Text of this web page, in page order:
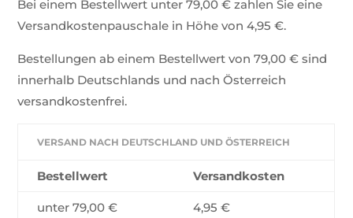
Bei einem Bestellwert unter 79,00 € zahlen Sie eine
Versandkostenpauschale in Höhe von 4,95 €.
Bestellungen ab einem Bestellwert von 79,00 € sind
innerhalb Deutschlands und nach Österreich
versandkostenfrei.
VERSAND NACH DEUTSCHLAND UND ÖSTERREICH
Bestellwert Versandkosten
unter 79,00 € 4,95 €